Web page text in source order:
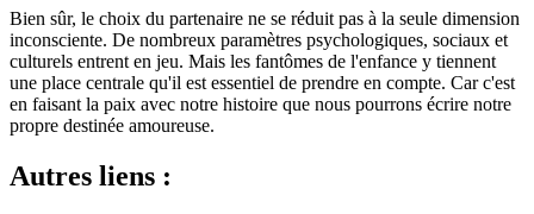
Bien sûr, le choix du partenaire ne se réduit pas à la seule dimension
inconsciente. De nombreux paramètres psychologiques, sociaux et
culturels entrent en jeu. Mais les fantômes de l'enfance y tiennent
une place centrale qu'il est essentiel de prendre en compte. Car c'est
en faisant la paix avec notre histoire que nous pourrons écrire notre
propre destinée amoureuse.
Autres liens :